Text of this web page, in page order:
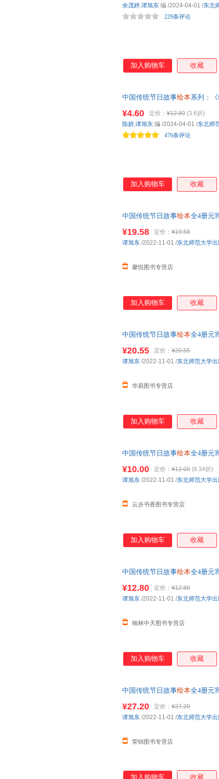
229条评论
余茂婷,谭旭东 编 /2024-04-01 /东北
加入购物车 收藏
中国传统节日故事绘本系列：
¥4.60 定价： ¥12.80 (3.6折)
476条评论
陈妍,谭旭东 编 /2024-04-01 /东北师
加入购物车 收藏
中国传统节日故事绘本全4册元
在线当当客服
¥19.58 定价： ¥19.58
馨悦图书专营店
谭旭东 /2022-11-01 /东北师范大学
加入购物车 收藏
中国传统节日故事绘本全4册元
¥20.55 定价： ¥20.55
华易图书专营店
谭旭东 /2022-11-01 /东北师范大学
加入购物车 收藏
中国传统节日故事绘本全4册元
¥10.00 定价： ¥12.00 (8.34折)
云步书香图书专营店
谭旭东 /2022-11-01 /东北师范大学
加入购物车 收藏
中国传统节日故事绘本全4册元
¥12.80 定价： ¥12.80
翰林中天图书专营店
谭旭东 /2022-11-01 /东北师范大学
加入购物车 收藏
中国传统节日故事绘本全4册元
¥27.20 定价： ¥27.20
荣锦图书专营店
谭旭东 /2022-11-01 /东北师范大学
加入购物车 收藏